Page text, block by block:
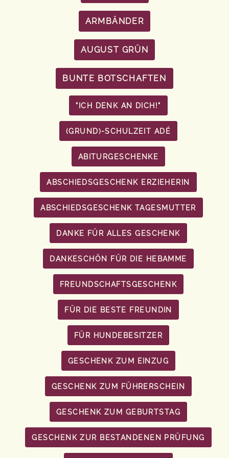
ARMBÄNDER
AUGUST GRÜN
BUNTE BOTSCHAFTEN
"ICH DENK AN DICH!"
(GRUND)-SCHULZEIT ADÉ
ABITURGESCHENKE
ABSCHIEDSGESCHENK ERZIEHERIN
ABSCHIEDSGESCHENK TAGESMUTTER
DANKE FÜR ALLES GESCHENK
DANKESCHÖN FÜR DIE HEBAMME
FREUNDSCHAFTSGESCHENK
FÜR DIE BESTE FREUNDIN
FÜR HUNDEBESITZER
GESCHENK ZUM EINZUG
GESCHENK ZUM FÜHRERSCHEIN
GESCHENK ZUM GEBURTSTAG
GESCHENK ZUR BESTANDENEN PRÜFUNG